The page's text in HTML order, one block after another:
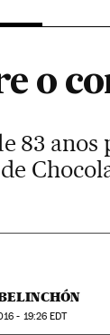
o
83 anos
- 19:26 EDT